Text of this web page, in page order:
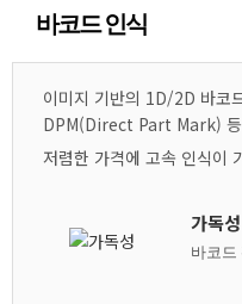
바코드 인식
이미지 기반의 1D/2D 바코
DPM(Direct Part Mark) 등
저렴한 가격에 고속 인식이
가독성
바코드